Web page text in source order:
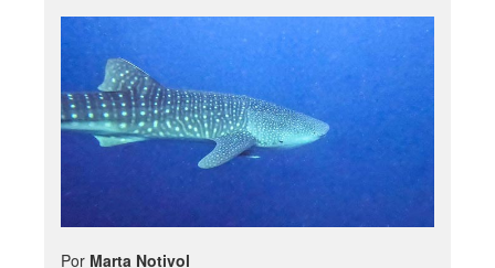
Por Marta Notivol